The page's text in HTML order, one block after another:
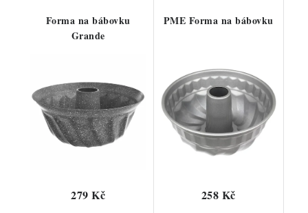
Forma na bábovku
Grande
279 Kč
PME Forma na bábovku
258 Kč